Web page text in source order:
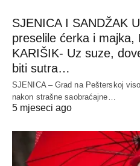
SJENICA I SANDŽAK
preselile ćerka i majka,
KARIŠIK- Uz suze,
biti sutra…
SJENICA – Grad na Pešterskoj
nakon strašne saobraćajne…
5 mjeseci ago